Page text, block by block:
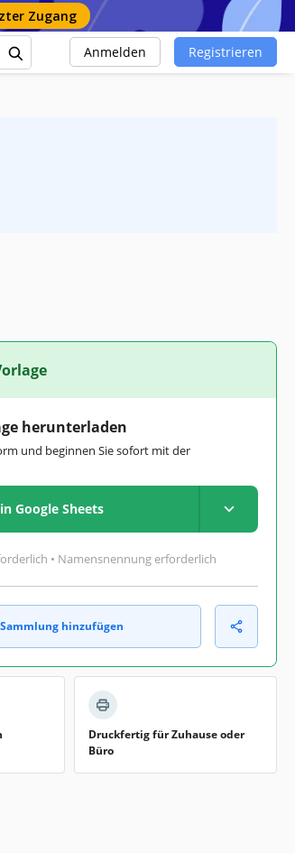
Zugang
Anmelden Registrieren
herunterladen
und beginnen Sie sofort mit der
Google Sheets
• Namensnennung erforderlich
hinzufügen
Druckfertig für Zuhause oder
Büro